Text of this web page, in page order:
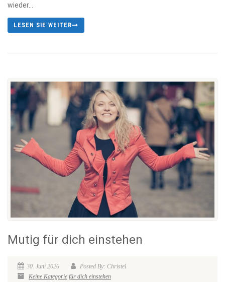
wieder...
LESEN SIE WEITER
Mutig für dich einstehen
30. Juni 2026
Posted By: Christel
Keine Kategorie für dich einstehen